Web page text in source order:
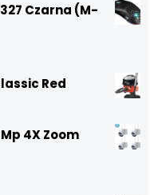
Czarna (M-
Red
4X Zoom